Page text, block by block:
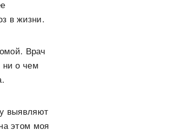
в жизни.
Врач
ни о чем
выявляют
этом моя